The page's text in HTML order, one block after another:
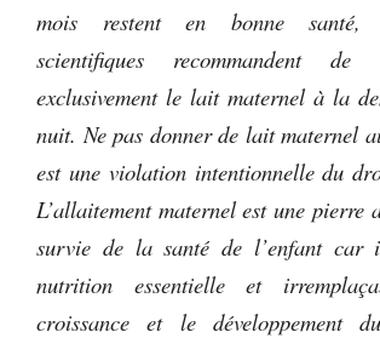
mois restent en bonne santé,
scientifiques recommandent
exclusivement le lait maternel à la
nuit. Ne pas donner de lait maternel
est une violation intentionnelle du
L’allaitement maternel est une pierre
survie de la santé de l’enfant car
nutrition essentielle et
croissance et le développement